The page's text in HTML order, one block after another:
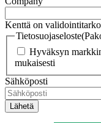
Kenttä on
Tietosuojaseloste
Hyväksyn
mukaisesti
Sähköposti